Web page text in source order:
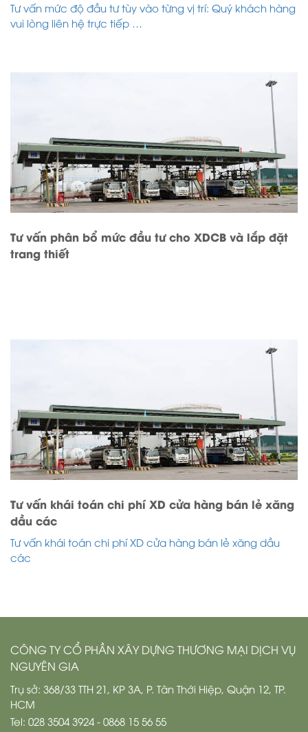
Tư vấn mức độ đầu tư tùy vào từng vị trí: Quý khách hàng
vui lòng liên hệ trực tiếp …
Tư vấn phân bổ mức đầu tư cho XDCB và lắp đặt
trang thiết
Tư vấn khái toán chi phí XD cửa hàng bán lẻ xăng
dầu các
Tư vấn khái toán chi phí XD cửa hàng bán lẻ xăng dầu
các
CÔNG TY CỔ PHẦN XÂY DỰNG THƯƠNG MẠI DỊCH VỤ
NGUYÊN GIA
Trụ sở: 368/33 TTH 21, KP 3A, P. Tân Thới Hiệp, Quận 12, TP.
HCM
Tel: 028 3504 3924 - 0868 15 56 55